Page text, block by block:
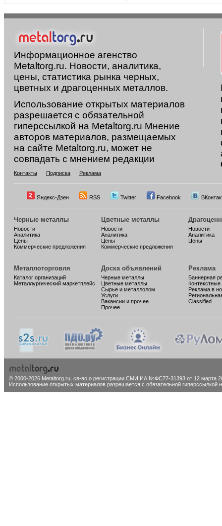
Информационное агенство
Metaltorg.ru. Новости, аналитика,
цены, статистика рынка черных,
цветных и драгоценных металлов.
Использование открытых материалов
разрешается с обязательной
гиперссылкой на Metaltorg.ru Мнение
авторов материалов, размещаемых
на сайте Metaltorg.ru, может не
совпадать с мнением редакции
Контакты Подписка Реклама
Яндекс-Дзен RSS Twitter Facebook
Черные металлы
Новости
Аналитика
Цены
Коммерческие предложения
Цветные металлы
Новости
Аналитика
Цены
Коммерческие предложения
Новости
Аналитика
Цены
Металлоторговля
Каталог организаций
Металлургический маркетплейс
Доска объявлений
Черные металлы
Цветные металлы
Сырье и металлолом
Услуги
Вакансии и прочее
Прочее
Реклама
Баннерная
Реклама в
Classified
© 2000-2026 Metaltorg.ru, св-во о регистрации СМИ ИА №ФС77-31393 от 12 марта
Использование открытых материалов разрешается с обязательной гиперссылкой